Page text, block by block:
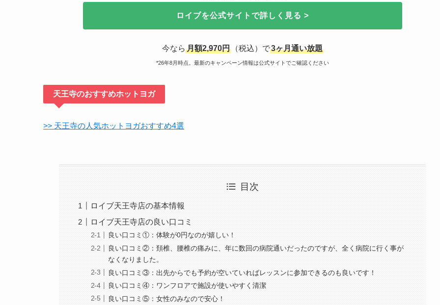
ロイブを公式サイトで詳しく見る >
今なら 月額2,970円（税込）で3ヶ月通い放題
*26年8月時点。最新のキャンペーン情報は公式サイトでご確認ください
天王寺のおすすめホットヨガ
>> 天王寺の人気ホットヨガおすすめ4選
目次
ロイブ天王寺店の基本情報
ロイブ天王寺店の良い口コミ
良い口コミ①：体験が0円なのが嬉しい！
良い口コミ②：頚椎、腰椎の痛みに、年に数回の病院通いだったのですが、全く病院に行く事が
なくなりました。
良い口コミ③：出先からでも予約が空いていればレッスンに参加できるのも良いです！
良い口コミ④：ワンフロアで施設が使いやすく清潔
良い口コミ⑤：女性のみなので安心！